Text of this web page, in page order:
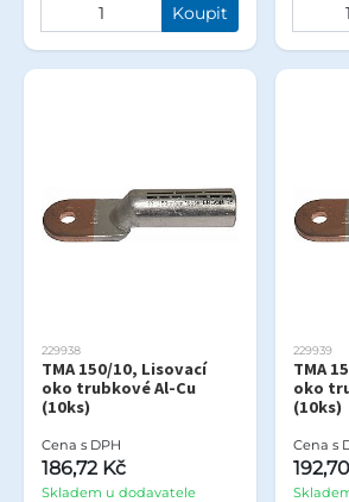
Koupit
229938
TMA 150/10, Lisovací
oko trubkové Al-Cu
(10ks)
Cena s DPH
186,72 Kč
Skladem u dodavatele
229939
TMA
oko
(10ks)
Cena s